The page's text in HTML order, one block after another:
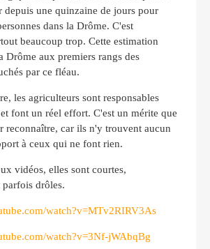
depuis une quinzaine de jours pour
dans la Drôme. C'est
beaucoup trop. Cette estimation
Drôme aux premiers rangs des
par ce fléau.
les agriculteurs sont responsables
font un réel effort. C'est un mérite que
reconnaître, car ils n'y trouvent aucun
à ceux qui ne font rien.
vidéos, elles sont courtes,
parfois drôles.
watch?v=MTv2RIRV3As
watch?v=3Nf-jWAbqBg